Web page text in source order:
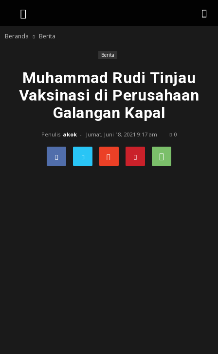
Beranda Berita
Berita
Muhammad Rudi Tinjau
Vaksinasi di Perusahaan
Galangan Kapal
Penulis akok - Jumat, Juni 18, 2021 9:17 am 0